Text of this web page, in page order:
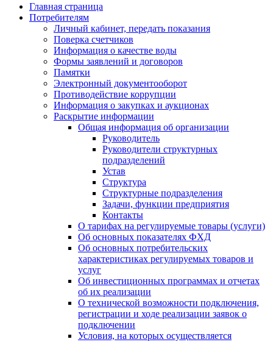
Главная страница
Потребителям
Личный кабинет, передать показания
Поверка счетчиков
Информация о качестве воды
Формы заявлений и договоров
Памятки
Электронный документооборот
Противодействие коррупции
Информация о закупках и аукционах
Раскрытие информации
Общая информация об организации
Руководитель
Руководители структурных
подразделений
Устав
Структура
Структурные подразделения
Задачи, функции предприятия
Контакты
О тарифах на регулируемые товары (услуги)
Об основных показателях ФХД
Об основных потребительских
характеристиках регулируемых товаров и
услуг
Об инвестиционных программах и отчетах
об их реализации
О технической возможности подключения,
регистрации и ходе реализации заявок о
подключении
Условия, на которых осуществляется